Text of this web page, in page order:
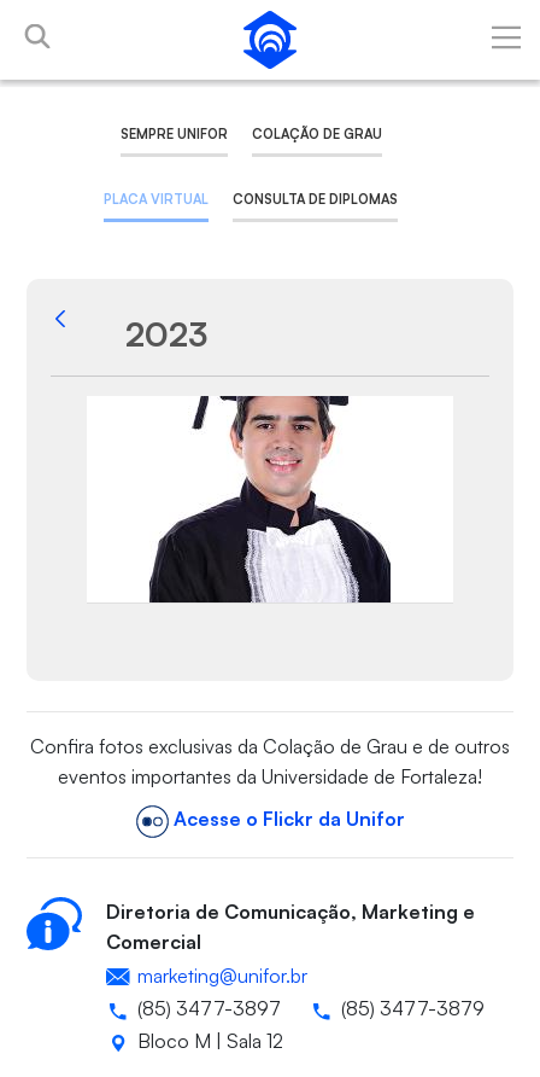
Pular para o Conteúdo principal
SEMPRE UNIFOR COLAÇÃO DE GRAU
PLACA VIRTUAL CONSULTA DE DIPLOMAS
Voltar
2023
Galeria de Mídias
Confira fotos exclusivas da Colação de Grau e de outros
eventos importantes da Universidade de Fortaleza!
Acesse o Flickr da Unifor
Diretoria de Comunicação, Marketing e
Comercial
marketing@unifor.br
(85) 3477-3897
(85) 3477-3879
Bloco M | Sala 12